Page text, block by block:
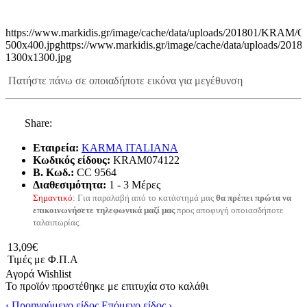
https://www.markidis.gr/image/cache/data/uploads/201801/KRAM/
500x400.jpghttps://www.markidis.gr/image/cache/data/uploads/
1300x1300.jpg
Πατήστε πάνω σε οποιαδήποτε εικόνα για μεγέθυνση
Share:
Εταιρεία: KARMA ITALIANA
Κωδικός είδους: KRAM074122
B. Κωδ.: CC 9564
Διαθεσιμότητα: 1 - 3 Μέρες
Σημαντικό: Για παραλαβή από το κατάστημά μας θα πρέπει πρώτα να
επικοινωνήσετε τηλεφωνικά μαζί μαςπρος αποφυγή οποιασδήποτε
ταλαιπωρίας.
13,09€
Τιμές με Φ.Π.Α
Αγορά Wishlist
Το προϊόν προστέθηκε με επιτυχία στο καλάθι